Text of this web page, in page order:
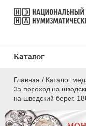
Главная / Каталог
За переход на
на шведский берег.
Каталог